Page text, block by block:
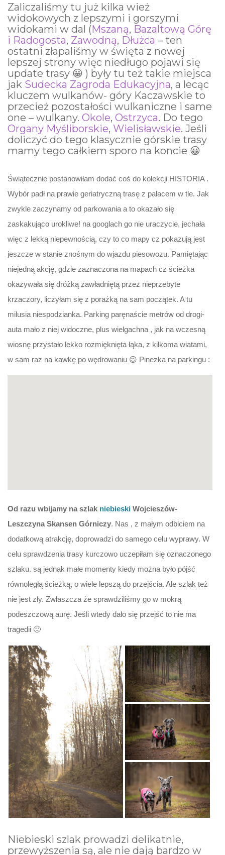
Zaliczaliśmy tu już kilka wież
widokowych z lepszymi i gorszymi
widokami w dal (Mszaną, Bazaltową Górę
i Radogosta, Zawodną, Dłużca – ten
ostatni złapaliśmy w święta z nowej
lepszej strony więc niedługo pojawi się
update trasy 😀 ) były tu też takie miejsca
jak Sudecka Zagroda Edukacyjna, a lecąc
kluczem wulkanów- góry Kaczawskie to
przecież pozostałości wulkaniczne i same
one – wulkany. Okole, Ostrzyca. Do tego
Organy Myśliborskie, Wielisławskie. Jeśli
doliczyć do tego klasycznie górskie trasy
mamy tego całkiem sporo na koncie 😀
Świątecznie postanowiłam dodać coś do kolekcji HISTORIA .
Wybór padł na prawie geriatryczną trasę z pałacem w tle. Jak
zwykle zaczynamy od parkowania a to okazało się
zaskakująco urokliwe! na googlach go nie uraczycie, jechała
więc z lekką niepewnością, czy to co mapy cz pokazują jest
jeszcze w stanie znośnym do wjazdu piesowozu. Pamiętając
niejedną akcję, gdzie zaznaczona na mapach cz ścieżka
okazywała się dróżką zawładniętą przez nieprzebyte
krzaczory, liczyłam się z porażką na sam początek. A tu
milusia niespodzianka. Parking paręnaście metrów od drogi-
auta mało z niej widoczne, plus wielgachna , jak na wczesną
wiosnę przystało lekko rozmięknięta łąka, z kilkoma wiatami,
w sam raz na kawkę po wędrowaniu 😉 Pinezka na parkingu :
Od razu wbijamy na szlak niebieski Wojcieszów-
Leszczyna Skansen Górniczy. Nas , z małym odbiciem na
dodatkową atrakcję, doprowadzi do samego celu wyprawy. W
celu sprawdzenia trasy kurczowo uczepiłam się oznaczonego
szlaku. są jednak małe momenty kiedy można było pójść
równoległą ścieżką, o wiele lepszą do przejścia. Ale szlak też
nie jest zły. Zwłaszcza że sprawdziliśmy go w mokrą
podeszczową aurę. Jeśli wtedy dało się przejść to nie ma
tragedii 🙂
Niebieski szlak prowadzi delikatnie,
przewyższenia są, ale nie dają bardzo w